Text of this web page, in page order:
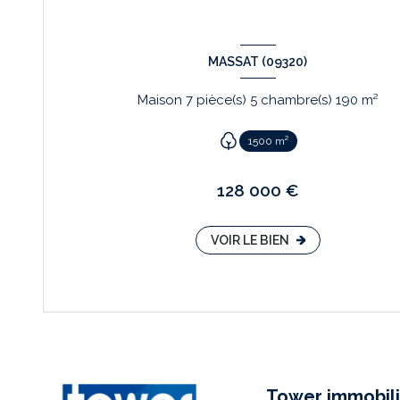
MASSAT (09320)
Maison 7 pièce(s) 5 chambre(s) 190 m²
1500 m²
128 000 €
VOIR LE BIEN